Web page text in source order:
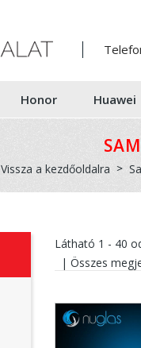
Honor Huawei
Vissza a kezdőoldalra
Látható 1 - 40
| Összes